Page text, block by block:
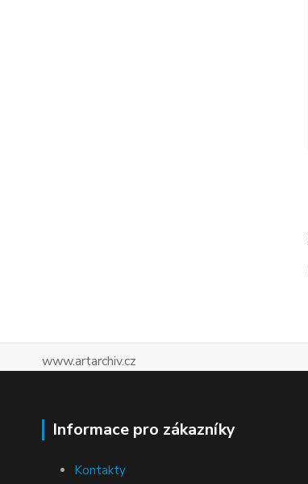
www.artarchiv.cz
Informace pro zákazníky
Kontakty